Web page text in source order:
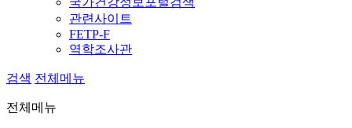
관련사이트
FETP-F
역학조사관
검색 전체메뉴
전체메뉴